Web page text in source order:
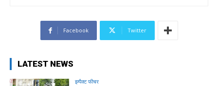
Facebook Twitter
LATEST NEWS
इम्पैक्ट फीचर